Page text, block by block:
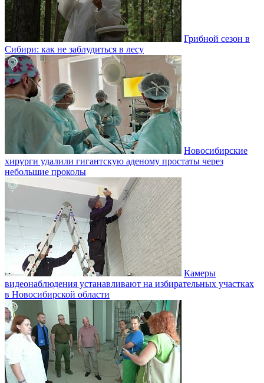
Грибной сезон в
Сибири: как не заблудиться в лесу
Новосибирские
хирурги удалили гигантскую аденому простаты через
небольшие проколы
Камеры
видеонаблюдения устанавливают на избирательных участках
в Новосибирской области